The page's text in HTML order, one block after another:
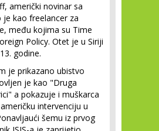
američki novinar sa
je kao freelancer za
među kojima su Time
Policy. Otet je u Siriji
godine.
je prikazano ubistvo
je kao "Druga
a pokazuje i muškarca
intervenciju u
šemu iz prvog